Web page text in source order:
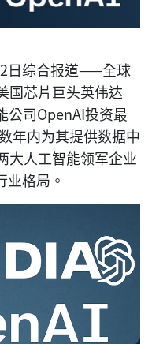
日综合报道——全球
国芯片巨头英伟达
公司OpenAI投资最
年内为其提供数据中
大人工智能领军企业
格局。